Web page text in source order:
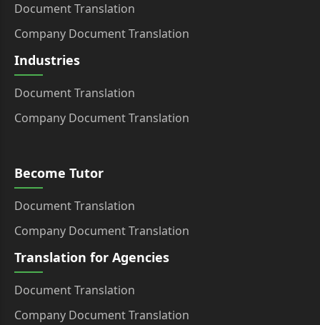
Document Translation
Company Document Translation
Industries
Document Translation
Company Document Translation
Become Tutor
Document Translation
Company Document Translation
Translation for Agencies
Document Translation
Company Document Translation